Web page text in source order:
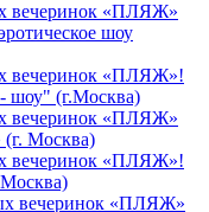
вечеринок «ПЛЯЖ»
шоу
вечеринок «ПЛЯЖ»!
шоу" (г.Москва)
вечеринок «ПЛЯЖ»
Москва)
вечеринок «ПЛЯЖ»!
вечеринок «ПЛЯЖ»